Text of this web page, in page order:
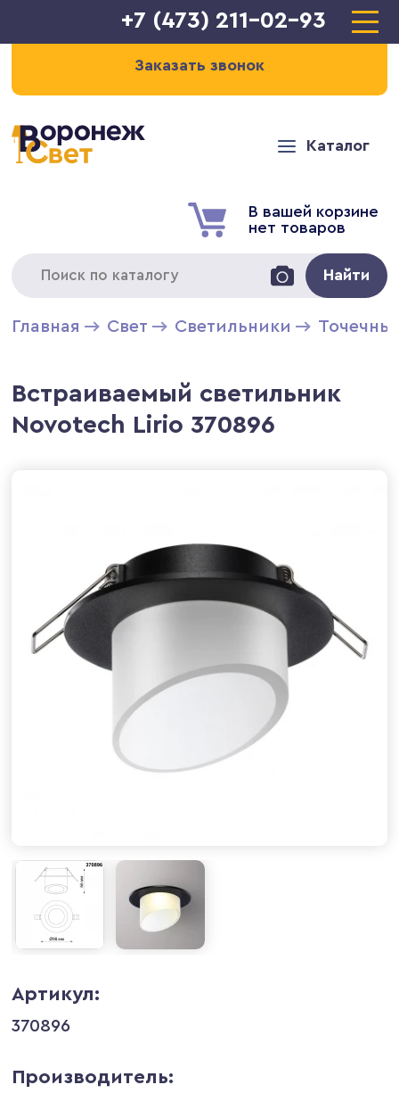
+7 (473) 211-02-93
Заказать звонок
Каталог
В вашей корзине
нет товаров
Найти
Главная Свет Светильники
Встраиваемый светильник
Novotech Lirio 370896
Артикул:
370896
Производитель: